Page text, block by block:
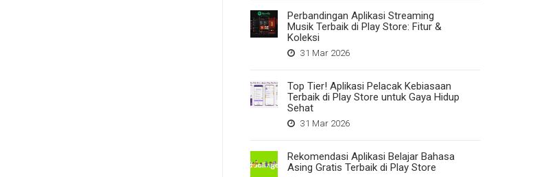
Perbandingan Aplikasi Streaming
Musik Terbaik di Play Store: Fitur &
Koleksi
31 Mar 2026
Top Tier! Aplikasi Pelacak Kebiasaan
Terbaik di Play Store untuk Gaya Hidup
Sehat
31 Mar 2026
Rekomendasi Aplikasi Belajar Bahasa
Asing Gratis Terbaik di Play Store